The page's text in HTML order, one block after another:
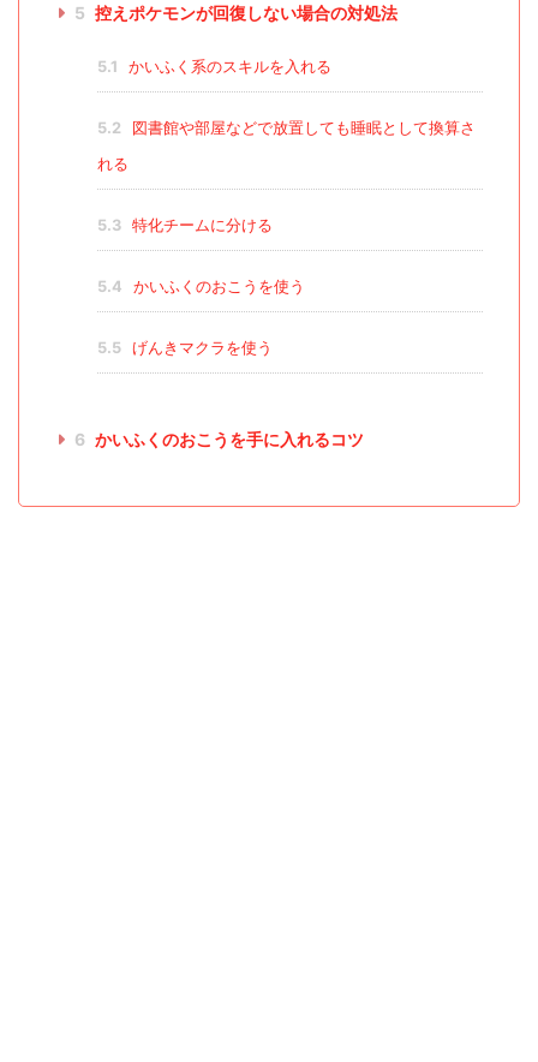
5 控えポケモンが回復しない場合の対処法
5.1 かいふく系のスキルを入れる
5.2
図書館や部屋などで放置しても睡眠として換算さ
れる
5.3 特化チームに分ける
5.4 かいふくのおこうを使う
5.5 げんきマクラを使う
6 かいふくのおこうを手に入れるコツ